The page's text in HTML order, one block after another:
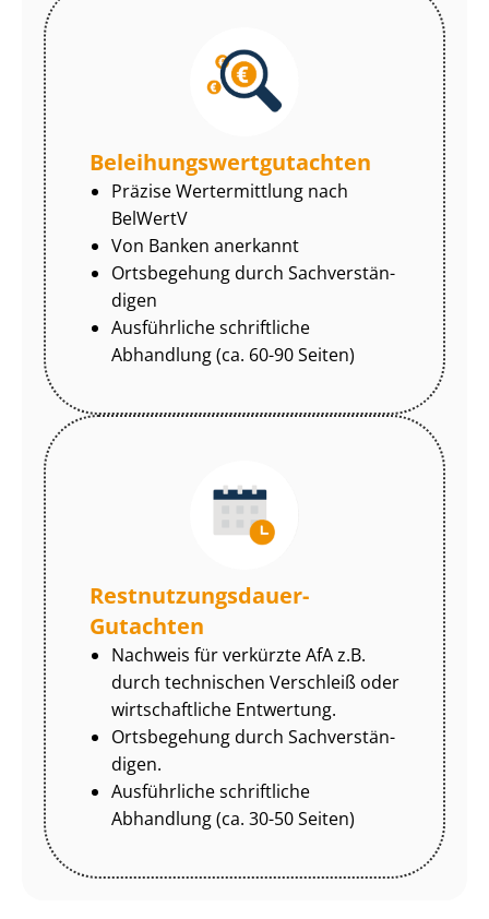
Be­lei­hungs­wert­gut­ach­ten
Präzise Wertermittlung nach
BelWertV
Von Banken anerkannt
Ortsbegehung durch Sach­ver­stän­
di­gen
Ausführliche schriftliche
Abhandlung (ca. 60-90 Seiten)
Rest­nut­zungs­dau­er-
Gutachten
Nachweis für verkürzte AfA z.B.
durch technischen Verschleiß oder
wirtschaftliche Entwertung.
Ortsbegehung durch Sach­ver­stän­
di­gen.
Ausführliche schriftliche
Abhandlung (ca. 30-50 Seiten)